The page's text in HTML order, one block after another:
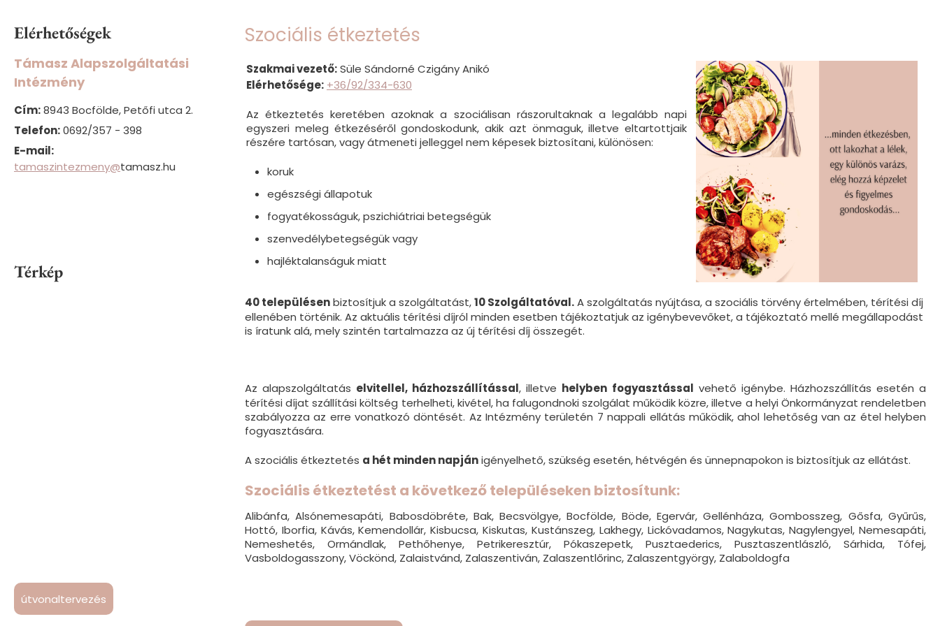
Elérhetőségek
Támasz Alapszolgáltatási
Intézmény
Cím:8943 Bocfölde, Petőfi utca 2.
Telefon:0692/357 - 398
E-mail:
tamaszintezmeny@tamasz.hu
Térkép
útvonaltervezés
Szociális étkeztetés
Szakmai vezető:Süle Sándorné Czigány Anikó
Elérhetősége: +36/92/334-630
Az étkeztetés keretében azoknak a szociálisan rászorultaknak a legalább napi
egyszeri meleg étkezéséről gondoskodunk, akik azt önmaguk, illetve eltartottjaik
részére tartósan, vagy átmeneti jelleggel nem képesek biztosítani, különösen:
koruk
egészségi állapotuk
fogyatékosságuk, pszichiátriai betegségük
szenvedélybetegségük vagy
hajléktalanságuk miatt
40 településenbiztosítjuk a szolgáltatást,10 Szolgáltatóval.A szolgáltatás nyújtása, a szociális törvény értelmében, térítési díj
ellenében történik. Az aktuális térítési díjról minden esetben tájékoztatjuk az igénybevevőket, a tájékoztató mellé megállapodást
is íratunk alá, mely szintén tartalmazza az új térítési díj összegét.
Az alapszolgáltatás elvitellel, házhozszállítással, illetve helyben fogyasztással vehető igénybe. Házhozszállítás esetén a
térítési díjat szállítási költség terhelheti, kivétel, ha falugondnoki szolgálat működik közre, illetve a helyi Önkormányzat rendeletben
szabályozza az erre vonatkozó döntését. Az Intézmény területén 7 nappali ellátás működik, ahol lehetőség van az étel helyben
fogyasztására.
A szociális étkeztetés a hét minden napjánigényelhető, szükség esetén, hétvégén és ünnepnapokon is biztosítjuk az ellátást.
Szociális étkeztetést a következő településeken biztosítunk:
Alibánfa, Alsónemesapáti, Babosdöbréte, Bak, Becsvölgye, Bocfölde, Böde, Egervár, Gellénháza, Gombosszeg, Gősfa, Gyűrűs,
Hottó, Iborfia, Kávás, Kemendollár, Kisbucsa, Kiskutas, Kustánszeg, Lakhegy, Lickóvadamos, Nagykutas, Nagylengyel, Nemesapáti,
Nemeshetés, Ormándlak, Pethőhenye, Petrikeresztúr, Pókaszepetk, Pusztaederics, Pusztaszentlászló, Sárhida, Tófej,
Vasboldogasszony, Vöckönd, Zalaistvánd, Zalaszentiván, Zalaszentlőrinc, Zalaszentgyörgy, Zalaboldogfa